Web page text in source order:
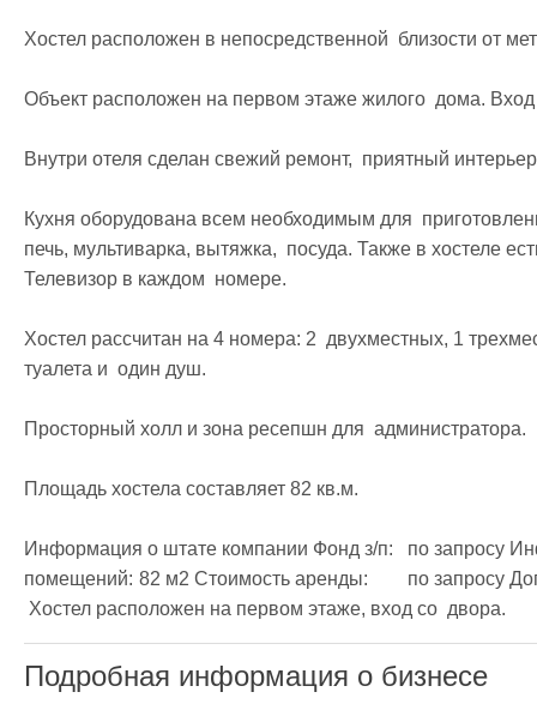
Хостел расположен в непосредственной  близости от
Объект расположен на первом этаже жилого  дома.
Внутри отеля сделан свежий ремонт,  приятный
Кухня оборудована всем необходимым для
печь, мультиварка, вытяжка,  посуда. Также в хостеле
Телевизор в каждом  номере.
Хостел рассчитан на 4 номера: 2  двухместных, 1
туалета и  один душ.
Просторный холл и зона ресепшн для  администратора.
Площадь хостела составляет 82 кв.м.
Информация о штате компании Фонд з/п:	по запросу Информация о помещениях Площадь
помещений:	82 м2 Стоимость аренды:	по запросу Дополнительная информация о помещениях:
Хостел расположен на первом этаже, вход со  двора.
Подробная информация о бизнесе